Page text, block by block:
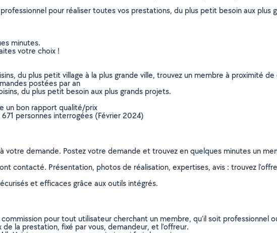
pour réaliser toutes vos prestations, du plus petit besoin aux plus
minutes.
votre choix !
du plus petit village à la plus grande ville, trouvez un membre à proximité de
postées par an
du plus petit besoin aux plus grands projets.
un bon rapport qualité/prix
personnes interrogées (Février 2024)
votre demande. Postez votre demande et trouvez en quelques minutes un
contacté. Présentation, photos de réalisation, expertises, avis : trouvez
et efficaces grâce aux outils intégrés.
pour tout utilisateur cherchant un membre, qu’il soit professionnel
la prestation, fixé par vous, demandeur, et l’offreur.